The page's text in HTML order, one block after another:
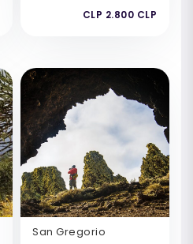
CLP 2.800 CLP
San Gregorio